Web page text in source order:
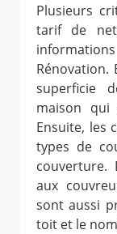
Plusieurs
tarif de
superficie
maison qui
Ensuite, les
types de
couverture.
aux
sont aussi
toit et le